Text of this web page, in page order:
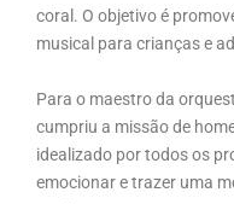
coral. O objetivo é
musical para crianças e
Para o maestro da
cumpriu a missão de
idealizado por todos os
emocionar e trazer uma